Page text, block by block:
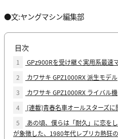
●文:ヤングマシン編集部
目次
1
GPz900Rを受け継ぐ実用系最速
2
カワサキ GPZ1000RX 派生モデル
3
カワサキ GPZ1000RX ライバル機
4
[連載]青春名車オールスターズに
5
あの頃、僕らは「耐久」に恋を
が象徴した、1980年代レプリカ熱狂